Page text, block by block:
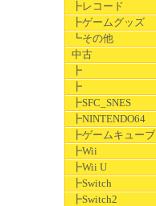
┣レコード
┣ゲームグッズ
┗その他
中古
┣
┣
┣SFC_SNES
┣NINTENDO64
┣ゲームキューブ
┣Wii
┣Wii U
┣Switch
┣Switch2